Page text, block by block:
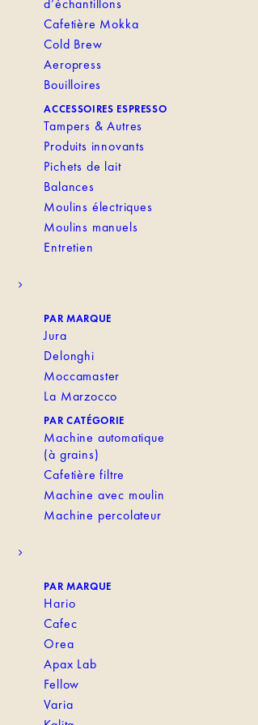
d’échantillons
Cafetière Mokka
Cold Brew
Aeropress
Bouilloires
ACCESSOIRES ESPRESSO
Tampers & Autres
Produits innovants
Pichets de lait
Balances
Moulins électriques
Moulins manuels
Entretien
PAR MARQUE
Jura
Delonghi
Moccamaster
La Marzocco
PAR CATÉGORIE
Machine automatique
(à grains)
Cafetière filtre
Machine avec moulin
Machine percolateur
PAR MARQUE
Hario
Cafec
Orea
Apax Lab
Fellow
Varia